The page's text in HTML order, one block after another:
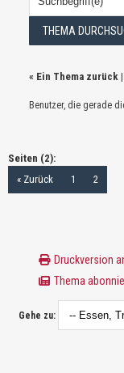
« Ein Thema zurück |
Benutzer, die gerade
Seiten (2):
« Zurück
1 2
Druckversion
Thema
Gehe zu: